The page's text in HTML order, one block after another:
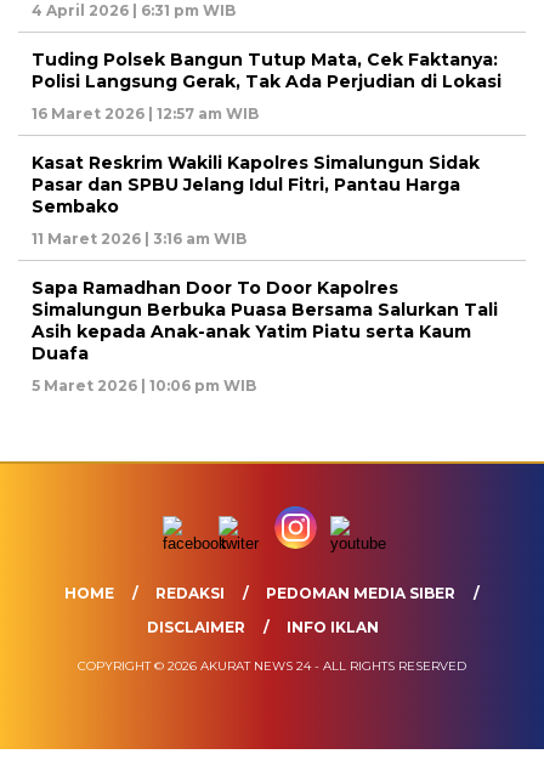
4 April 2026 | 6:31 pm WIB
Tuding Polsek Bangun Tutup Mata, Cek Faktanya:
Polisi Langsung Gerak, Tak Ada Perjudian di Lokasi
16 Maret 2026 | 12:57 am WIB
Kasat Reskrim Wakili Kapolres Simalungun Sidak
Pasar dan SPBU Jelang Idul Fitri, Pantau Harga
Sembako
11 Maret 2026 | 3:16 am WIB
Sapa Ramadhan Door To Door Kapolres
Simalungun Berbuka Puasa Bersama Salurkan Tali
Asih kepada Anak-anak Yatim Piatu serta Kaum
Duafa
5 Maret 2026 | 10:06 pm WIB
HOME REDAKSI
PEDOMAN MEDIA SIBER
DISCLAIMER
INFO IKLAN
COPYRIGHT © 2026 AKURAT NEWS 24 - ALL RIGHTS RESERVED